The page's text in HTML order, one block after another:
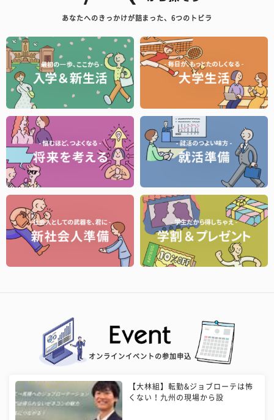
あなたへのきっかけが詰まった、6つのトビラ
オンラインイベントの参加申込
【大林組】転勤&ジョブローテは怖
くない！九州の現場から設